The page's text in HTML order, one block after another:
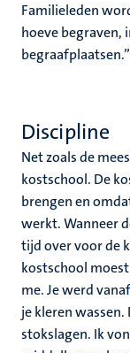
Familieleden
hoeve begraven,
begraafplaatsen.”
Discipline
Net zoals de
kostschool. De
brengen en
werkt. Wanneer
tijd over voor de
kostschool
me. Je werd
je kleren
stokslagen. Ik